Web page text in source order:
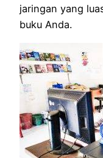
jaringan yang
buku Anda.